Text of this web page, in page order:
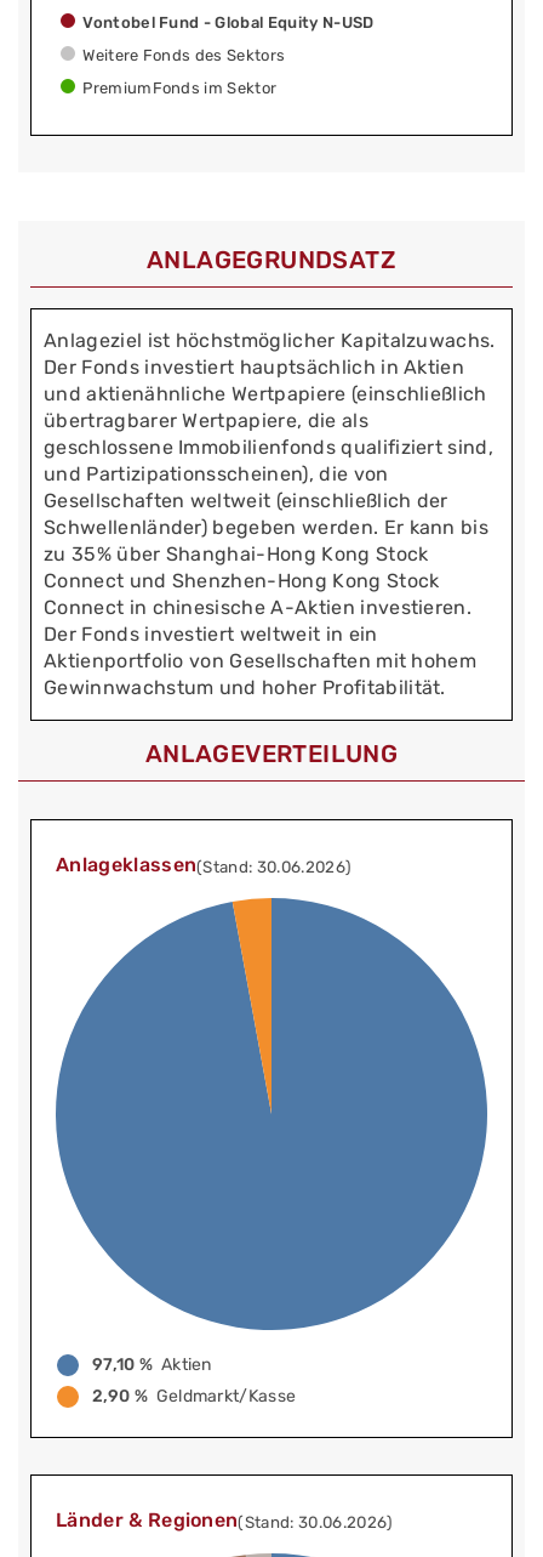
Vontobel Fund - Global Equity N-USD
Weitere Fonds des Sektors
PremiumFonds im Sektor
ANLAGEGRUNDSATZ
Anlageziel ist höchstmöglicher Kapitalzuwachs.
Der Fonds investiert hauptsächlich in Aktien
und aktienähnliche Wertpapiere (einschließlich
übertragbarer Wertpapiere, die als
geschlossene Immobilienfonds qualifiziert sind,
und Partizipationsscheinen), die von
Gesellschaften weltweit (einschließlich der
Schwellenländer) begeben werden. Er kann bis
zu 35% über Shanghai-Hong Kong Stock
Connect und Shenzhen-Hong Kong Stock
Connect in chinesische A-Aktien investieren.
Der Fonds investiert weltweit in ein
Aktienportfolio von Gesellschaften mit hohem
Gewinnwachstum und hoher Profitabilität.
ANLAGEVERTEILUNG
Anlageklassen(Stand: 30.06.2026)
97,10 % Aktien
2,90 % Geldmarkt/Kasse
Länder & Regionen(Stand: 30.06.2026)